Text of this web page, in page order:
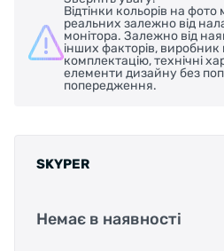
Відтінки кольорів на фото
реальних залежно від
монітора. Залежно від
інших факторів,
комплектацію, технічні
елементи дизайну без
попередження.
SKYPER
Немає в наявності